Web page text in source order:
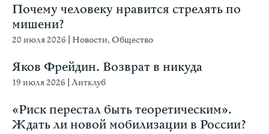
Почему человеку нравится стрелять по
мишени?
20 июля 2026 Новости,Общество
Яков Фрейдин. Возврат в никуда
19 июля 2026 Литклуб
«Риск перестал быть теоретическим».
Ждать ли новой мобилизации в России?